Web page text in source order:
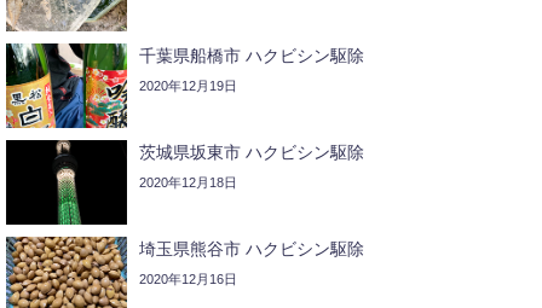
千葉県船橋市 ハクビシン駆除
2020年12月19日
茨城県坂東市 ハクビシン駆除
2020年12月18日
埼玉県熊谷市 ハクビシン駆除
2020年12月16日